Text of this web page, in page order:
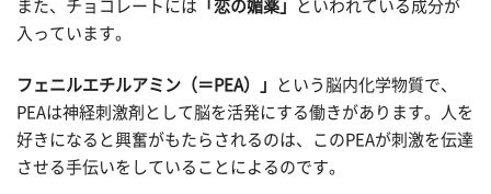
また、チョコレートには 「恋の媚薬」
といわれている成分が
入っています。
フェニルエチルアミン（＝PEA）」
という脳内化学物質で、
PEAは神経刺激剤として脳を活発にする働きがあります。人を
好きになると興奮がもたらされるのは、このPEAが刺激を伝達
させる手伝いをしていることによるのです。